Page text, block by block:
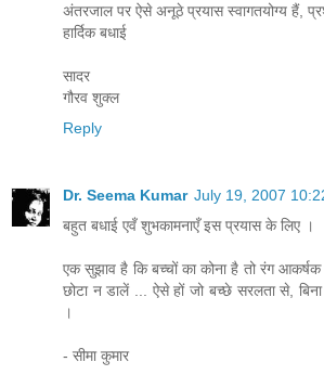
अंतरजाल पर ऐसे अनूठे प्रयास स्वागतयोग्य हैं,
हार्दिक बधाई
सादर
गौरव शुक्ल
Reply
Dr. Seema Kumar July 19, 2007
बहुत बधाई एवँ शुभकामनाएँ इस प्रयास के लिए ।
एक सुझाव है कि बच्चों का कोना है तो रंग आकर्षक
छोटा न डालें ... ऐसे हों जो बच्छे सरलता से,
।
- सीमा कुमार